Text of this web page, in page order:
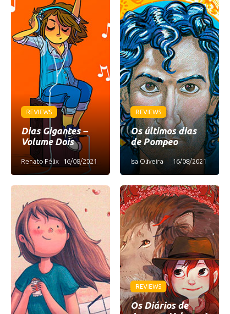
REVIEWS
Dias Gigantes –
Volume Dois
Renato Félix 16/08/2021
REVIEWS
Os últimos dias
de Pompeo
Isa Oliveira 16/08/2021
REVIEWS
Os Diários de